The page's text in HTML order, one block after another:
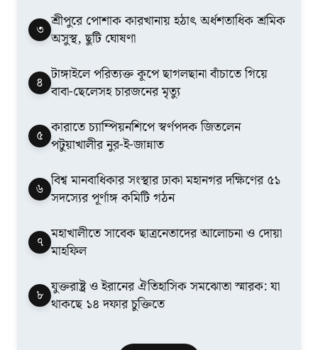
৩ শ্রীপুরে পোশাক কারখানায় হঠাৎ অর্ধশতাধিক শ্রমিক
অসুস্থ, ছুটি ঘোষণা
৪ টাঙ্গাইলে পরিত্যক্ত কূপে ছাগলছানা বাঁচাতে গিয়ে
বাবা-ছেলেসহ চারজনের মৃত্যু
৫ কারাতে চ্যাম্পিয়নশিপে স্বর্ণপদক জিতলেন
পটুয়াখালীর নুর-ই-জান্নাত
৬ বিশ্ব মানবাধিকার সংস্থার ঢাকা মহানগর দক্ষিণের ৫১
সদস্যের পূর্ণাঙ্গ কমিটি গঠন
৭ মহাখালীতে সাবেক ছাত্রনেতাদের আলোচনা ও দোয়া
মাহফিল
৮ যুক্তরাষ্ট্র ও ইরানের ঐতিহাসিক সমঝোতা স্মারক: যা
থাকছে ১৪ দফার চুক্তিতে